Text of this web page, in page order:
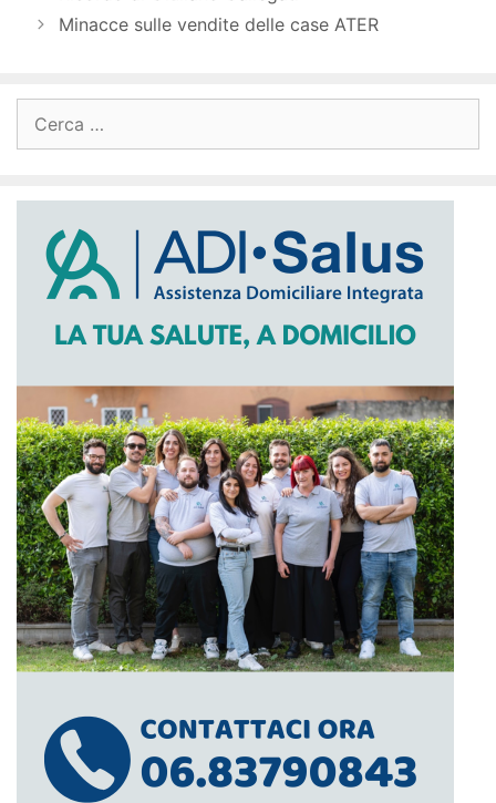
Minacce sulle vendite delle case ATER
per: